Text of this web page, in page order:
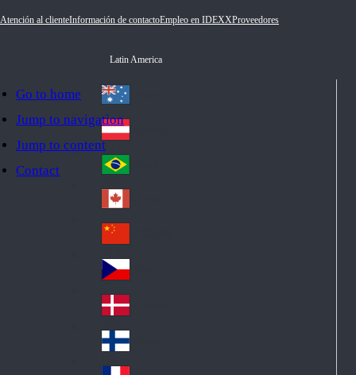
Go to home
Jump to navigation
Jump to content
Contact
Atención al clienteInformación de contactoEmpleo en IDEXXProveedores
Latin America
Au
str
ali
a
Au
stri
a
Br
azi
l
Ca
na
da
Ch
ina
Cz
ec
h
De
nm
ark
Fin